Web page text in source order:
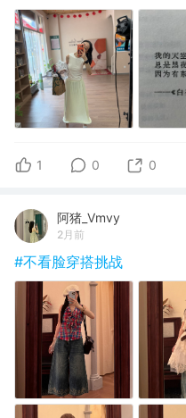
1 0 0
阿猪_Vmvy
2月前
#不看脸穿搭挑战